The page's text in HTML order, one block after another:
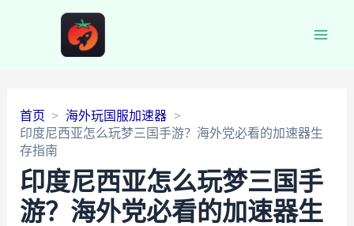
首页
海外玩国服加速器
印度尼西亚怎么玩梦三国手游？海外党必看的加速器生
存指南
印度尼西亚怎么玩梦三国手
游？海外党必看的加速器生